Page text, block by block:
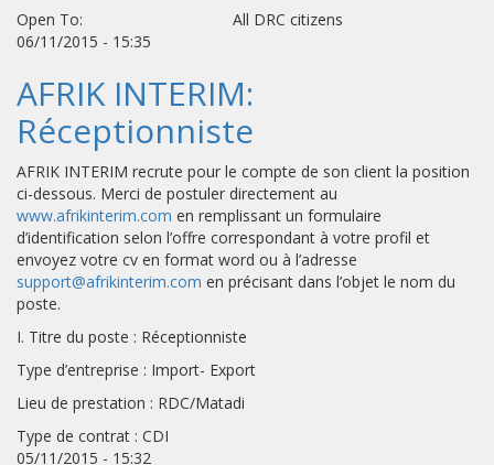
Open To: All DRC citizens
06/11/2015 - 15:35
AFRIK INTERIM:
Réceptionniste
AFRIK INTERIM recrute pour le compte de son client la position
ci-dessous. Merci de postuler directement au
www.afrikinterim.com en remplissant un formulaire
d’identification selon l’offre correspondant à votre profil et
envoyez votre cv en format word ou à l’adresse
support@afrikinterim.com en précisant dans l’objet le nom du
poste.
I. Titre du poste : Réceptionniste
Type d’entreprise : Import- Export
Lieu de prestation : RDC/Matadi
Type de contrat : CDI
05/11/2015 - 15:32